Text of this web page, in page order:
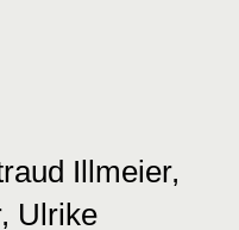
Illmeier,
Ulrike